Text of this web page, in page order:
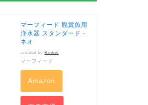
マーフィード 観賞魚用
浄水器 スタンダード・
ネオ
created by Rinker
マーフィード
Amazon